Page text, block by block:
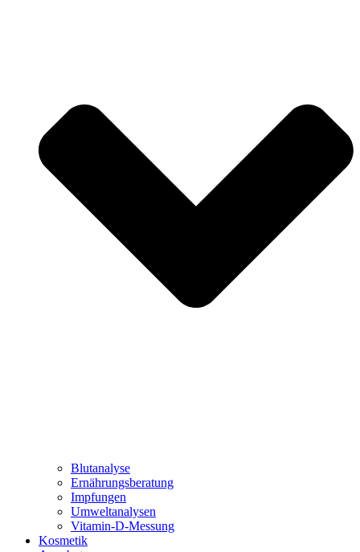
Blutanalyse
Ernährungsberatung
Impfungen
Umweltanalysen
Vitamin-D-Messung
Kosmetik